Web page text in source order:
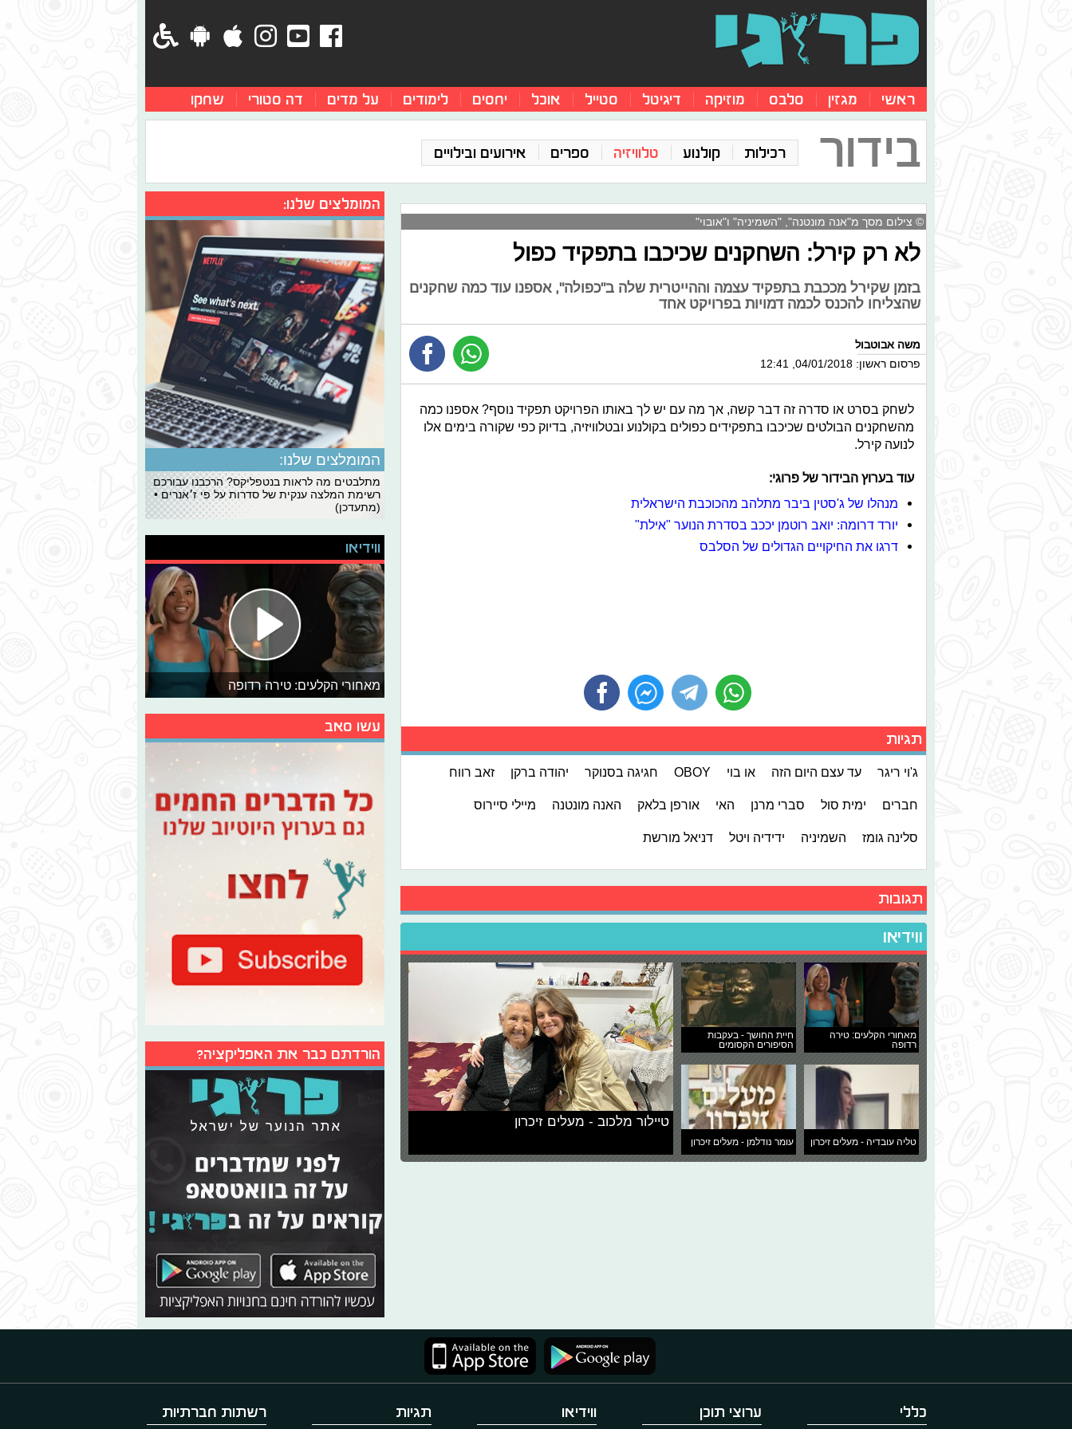
ראשי מגזין סלבס מוזיקה דיגיטל סטייל אוכל יחסים לימודים על מדים דה סטורי שחקו
בידור רכילות קולנוע טלוויזיה ספרים אירועים ובילויים
© צילום מסך מ"אנה מונטנה", "השמיניה" ו"אובוי"
לא רק קירל: השחקנים שכיכבו בתפקיד כפול
בזמן שקירל מככבת בתפקיד עצמה וההייטרית שלה ב"כפולה", אספנו עוד כמה שחקנים
שהצליחו להכנס לכמה דמויות בפרויקט אחד
משה אבוטבול
פרסום ראשון: 04/01/2018, 12:41
לשחק בסרט או סדרה זה דבר קשה, אך מה עם יש לך באותו הפרויקט תפקיד נוסף? אספנו כמה
מהשחקנים הבולטים שכיכבו בתפקידים כפולים בקולנוע ובטלוויזיה, בדיוק כפי שקורה בימים אלו
לנועה קירל.
עוד בערוץ הבידור של פרוגי:
מנהלו של ג'סטין ביבר מתלהב מהכוכבת הישראלית
יורד דרומה: יואב רוטמן יככב בסדרת הנוער "אילת"
דרגו את החיקויים הגדולים של הסלבס
תגיות
ג'וי ריגר עד עצם היום הזה או בוי OBOY חגיגה בסנוקר יהודה ברקן זאב רווח
חברים ימית סול סברי מרנן האי אורפן בלאק האנה מונטנה מיילי סיירוס
סלינה גומז השמיניה ידידיה ויטל דניאל מורשת
תגובות
ווידיאו
מאחורי הקלעים: טירה
רדופה
חיית החושך - בעקבות
הסיפורים הקסומים
טליה עובדיה - מעלים זיכרון עומר נודלמן - מעלים זיכרון
טיילור מלכוב - מעלים זיכרון
המומלצים שלנו:
המומלצים שלנו:
מתלבטים מה לראות בנטפליקס? הרכבנו עבורכם
רשימת המלצה ענקית של סדרות על פי ז׳אנרים •
(מתעדכן)
ווידיאו
מאחורי הקלעים: טירה רדופה
עשו סאב
הורדתם כבר את האפליקציה?
כללי ערוצי תוכן ווידיאו תגיות רשתות חברתיות